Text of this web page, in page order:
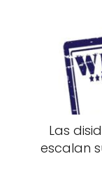
Las
escalan